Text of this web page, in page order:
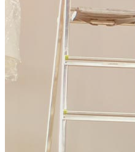
Comprar una casa